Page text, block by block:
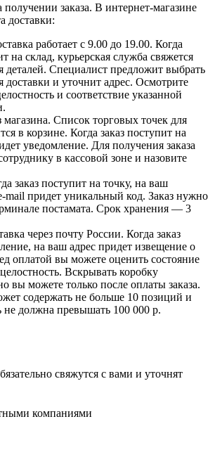
заказа. В интернет-магазине
доставки:
работает с 9.00 до 19.00. Когда
на склад, курьерская служба свяжется
деталей. Специалист предложит выбрать
доставки и уточнит адрес. Осмотрите
и соответствие указанной
Список торговых точек для
в корзине. Когда заказ поступит на
уведомление. Для получения заказа
в кассовой зоне и назовите
заказ поступит на точку, на ваш
mail придет уникальный код. Заказ нужно
постамата. Срок хранения — 3
через почту России. Когда заказ
на ваш адрес придет извещение о
оплатой вы можете оценить состояние
Вскрывать коробку
вы можете только после оплаты заказа.
содержать не больше 10 позиций и
не должна превышать 100 000 р.
свяжутся с вами и уточнят
компаниями